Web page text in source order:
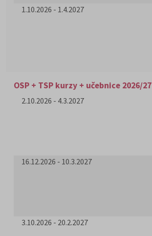
1.10.2026 - 1.4.2027
OSP + TSP kurzy + učebnice 2026/27
2.10.2026 - 4.3.2027
16.12.2026 - 10.3.2027
3.10.2026 - 20.2.2027